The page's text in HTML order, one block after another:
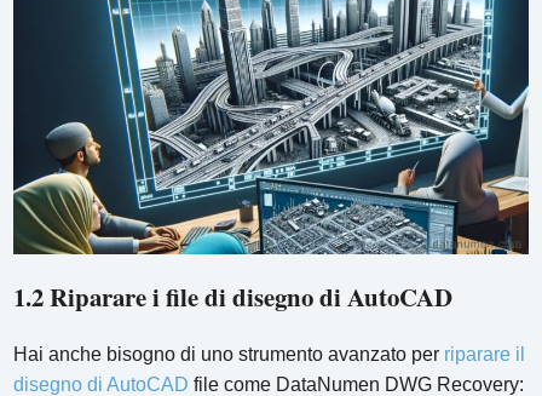
1.2 Riparare i file di disegno di AutoCAD
Hai anche bisogno di uno strumento avanzato per riparare il
disegno di AutoCAD file come DataNumen DWG Recovery: